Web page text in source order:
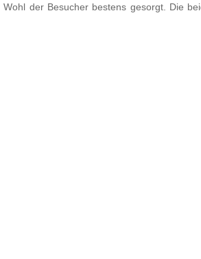
der Besucher bestens gesorgt. Die